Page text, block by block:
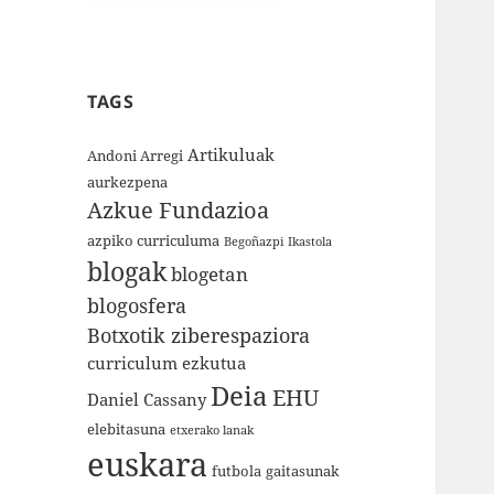
TAGS
Andoni Arregi Artikuluak
aurkezpena
Azkue Fundazioa
azpiko curriculuma Begoñazpi Ikastola
blogakblogetan
blogosfera
Botxotik ziberespaziora
curriculum ezkutua
Daniel Cassany Deia EHU
elebitasuna etxerako lanak
euskara futbola gaitasunak